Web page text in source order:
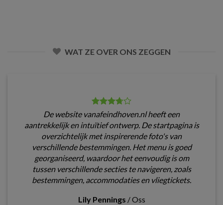
WAT ZE OVER ONS ZEGGEN
De website vanafeindhoven.nl heeft een
aantrekkelijk en intuïtief ontwerp. De startpagina is
overzichtelijk met inspirerende foto's van
verschillende bestemmingen. Het menu is goed
georganiseerd, waardoor het eenvoudig is om
tussen verschillende secties te navigeren, zoals
bestemmingen, accommodaties en vliegtickets.
Lily Pennings /Oss